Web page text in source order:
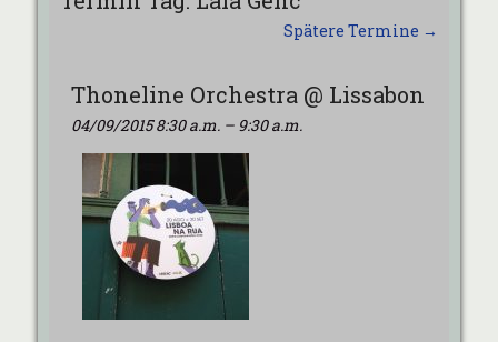
Spätere Termine →
Thoneline Orchestra @ Lissabon
04/09/2015 8:30 a.m. – 9:30 a.m.